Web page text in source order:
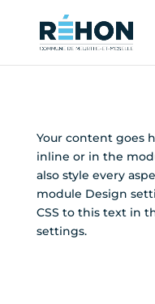
Your content goes
inline or in the
also style every
module Design
CSS to this text in
settings.